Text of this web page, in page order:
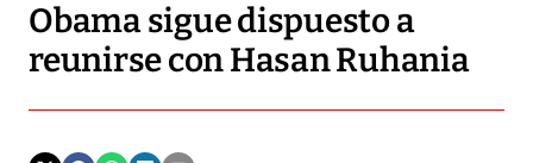
Obama sigue dispuesto a
reunirse con Hasan Ruhania